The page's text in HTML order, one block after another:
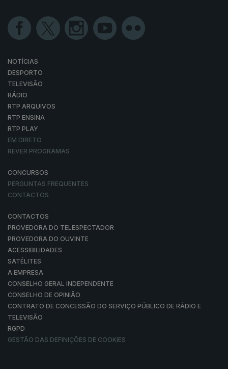
NOTÍCIAS
DESPORTO
TELEVISÃO
RÁDIO
RTP ARQUIVOS
RTP ENSINA
RTP PLAY
EM DIRETO
REVER PROGRAMAS
CONCURSOS
PERGUNTAS FREQUENTES
CONTACTOS
CONTACTOS
PROVEDORA DO TELESPECTADOR
PROVEDORA DO OUVINTE
ACESSIBILIDADES
SATÉLITES
A EMPRESA
CONSELHO GERAL INDEPENDENTE
CONSELHO DE OPINIÃO
CONTRATO DE CONCESSÃO DO SERVIÇO PÚBLICO DE RÁDIO E
TELEVISÃO
RGPD
GESTÃO DAS DEFINIÇÕES DE COOKIES